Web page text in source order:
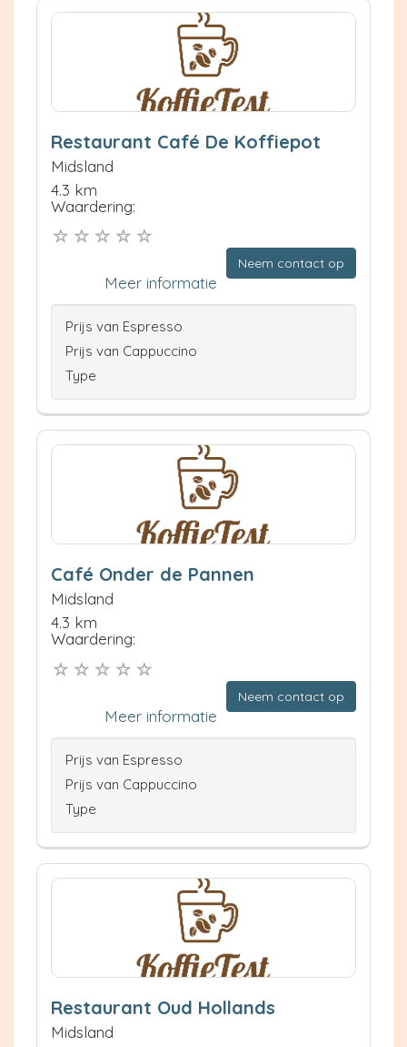
Restaurant Café De Koffiepot
Midsland
4.3 km
Waardering:
Neem contact op
Meer informatie
Prijs van Espresso
Prijs van Cappuccino
Type
Café Onder de Pannen
Midsland
4.3 km
Waardering:
Neem contact op
Meer informatie
Prijs van Espresso
Prijs van Cappuccino
Type
Restaurant Oud Hollands
Midsland